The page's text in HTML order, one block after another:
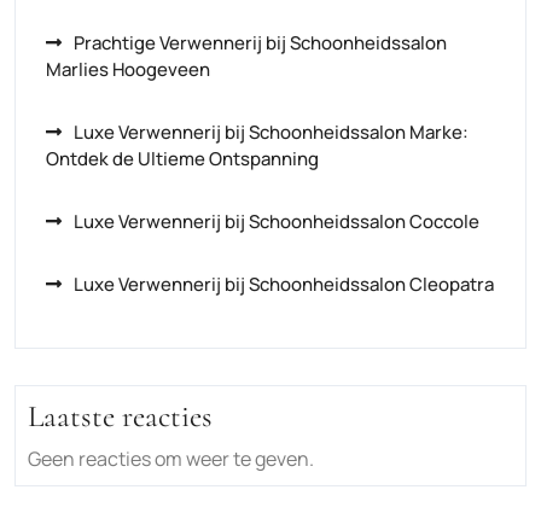
Prachtige Verwennerij bij Schoonheidssalon
Marlies Hoogeveen
Luxe Verwennerij bij Schoonheidssalon Marke:
Ontdek de Ultieme Ontspanning
Luxe Verwennerij bij Schoonheidssalon Coccole
Luxe Verwennerij bij Schoonheidssalon Cleopatra
Laatste reacties
Geen reacties om weer te geven.